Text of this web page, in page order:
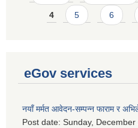
4 5 6
eGov services
नयाँ मर्मत आवेदन-सम्पन्न फाराम र
Post date: Sunday,